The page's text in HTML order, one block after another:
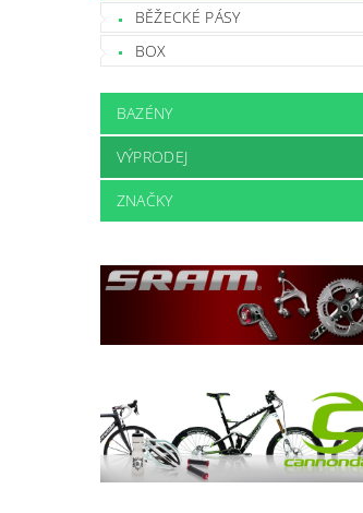
BĚŽECKÉ PÁSY
BOX
BAZÉNY
VÝPRODEJ
ZNAČKY